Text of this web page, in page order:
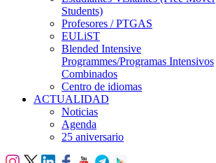
Students)
Profesores / PTGAS
EULiST
Blended Intensive
Programmes/Programas Intensivos
Combinados
Centro de idiomas
ACTUALIDAD
Noticias
Agenda
25 aniversario